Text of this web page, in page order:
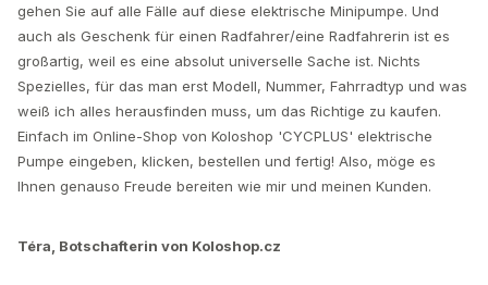
gehen Sie auf alle Fälle auf diese elektrische Minipumpe. Und
auch als Geschenk für einen Radfahrer/eine Radfahrerin ist es
großartig, weil es eine absolut universelle Sache ist. Nichts
Spezielles, für das man erst Modell, Nummer, Fahrradtyp und was
weiß ich alles herausfinden muss, um das Richtige zu kaufen.
Einfach im Online-Shop von Koloshop 'CYCPLUS' elektrische
Pumpe eingeben, klicken, bestellen und fertig! Also, möge es
Ihnen genauso Freude bereiten wie mir und meinen Kunden.
Téra, Botschafterin von Koloshop.cz